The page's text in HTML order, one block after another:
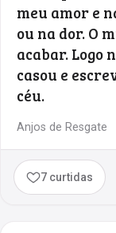
meu amor e
ou na dor. O
acabar. Logo
casou e
céu.
Anjos de Resgate
7 curtidas